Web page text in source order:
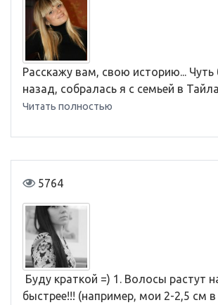
Расскажу вам, свою историю...
назад, собралась я с семьей в
Читать полностью
5764
Буду краткой =) 1. Волосы растут
быстрее!!! (например, мои 2-2,5 см